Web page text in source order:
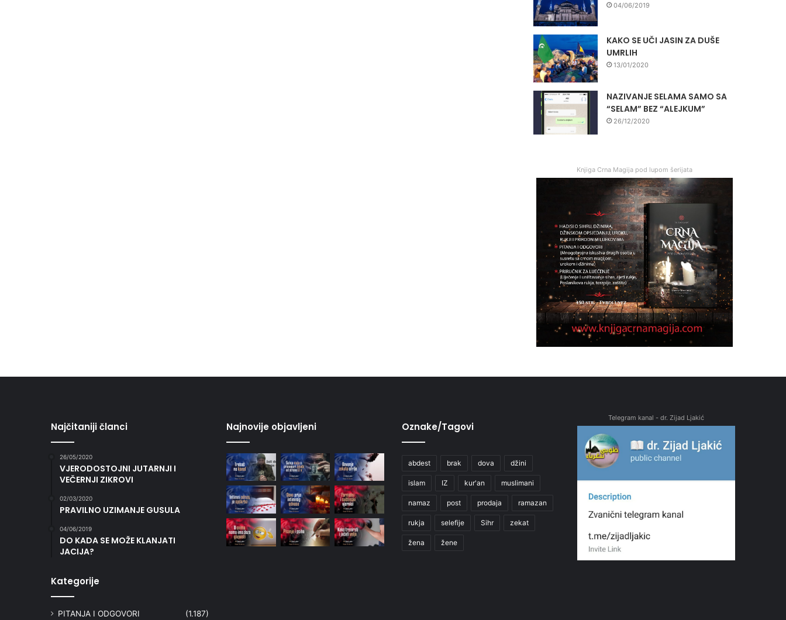
04/06/2019
KAKO SE UČI JASIN ZA DUŠE
UMRLIH
13/01/2020
NAZIVANJE SELAMA SAMO SA
“SELAM” BEZ “ALEJKUM”
26/12/2020
Knjiga Crna Magija pod lupom šerijata
Najčitaniji članci
26/05/2020
VJERODOSTOJNI JUTARNJI I
VEČERNJI ZIKROVI
02/03/2020
PRAVILNO UZIMANJE GUSULA
04/06/2019
DO KADA SE MOŽE KLANJATI
JACIJA?
Kategorije
PITANJA I ODGOVORI (1.187)
Najnovije objavljeni Oznake/Tagovi
abdest brak dova džini
islam IZ kur'an muslimani
namaz post prodaja ramazan
rukja selefije Sihr zekat
žena žene
Telegram kanal - dr. Zijad Ljakić